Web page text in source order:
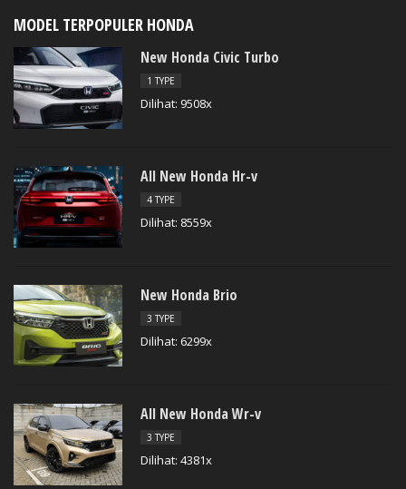
MODEL TERPOPULER HONDA
New Honda Civic Turbo
1 TYPE
Dilihat: 9508x
All New Honda Hr-v
4 TYPE
Dilihat: 8559x
New Honda Brio
3 TYPE
Dilihat: 6299x
All New Honda Wr-v
3 TYPE
Dilihat: 4381x